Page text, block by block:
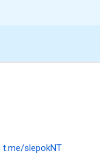
t.me/slepokNT